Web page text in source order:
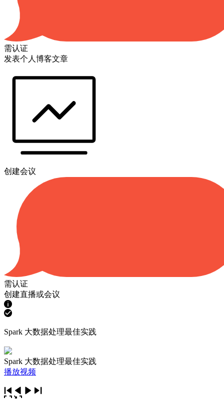
需认证
发表个人博客文章
创建会议
需认证
创建直播或会议
Spark 大数据处理最佳实践
Spark 大数据处理最佳实践
播放视频